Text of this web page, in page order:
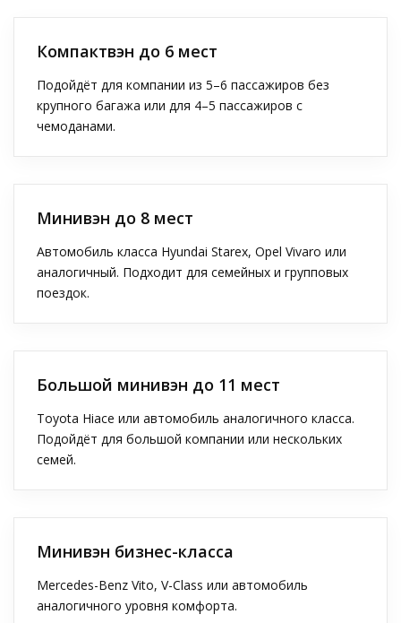
Компактвэн до 6 мест
Подойдёт для компании из 5–6 пассажиров без
крупного багажа или для 4–5 пассажиров с
чемоданами.
Минивэн до 8 мест
Автомобиль класса Hyundai Starex, Opel Vivaro или
аналогичный. Подходит для семейных и групповых
поездок.
Большой минивэн до 11 мест
Toyota Hiace или автомобиль аналогичного класса.
Подойдёт для большой компании или нескольких
семей.
Минивэн бизнес-класса
Mercedes-Benz Vito, V-Class или автомобиль
аналогичного уровня комфорта.